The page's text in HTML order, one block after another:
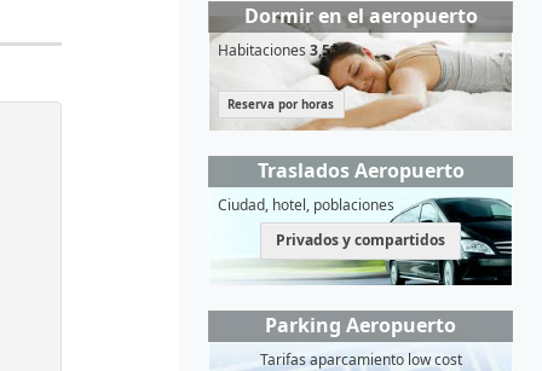
Dormir en el aeropuerto
Habitaciones3,5*
Reserva por horas
Traslados Aeropuerto
Ciudad, hotel, poblaciones
Privados y compartidos
Parking Aeropuerto
Tarifas aparcamiento low cost